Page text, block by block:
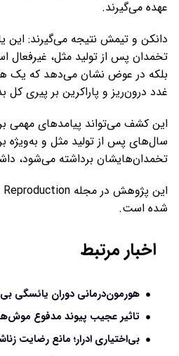
عهده می‌گیرند.
دانکن و تیمش نتیجه می‌گیرند: این
تخمدان پس از تولید مثل،
بلکه در عوض نشان می‌دهد که یک
غدد درون‌ریز و پاراکرین بر پیری
این کشف می‌تواند پیامدهای مهمی
سال‌های پس از تولید مثل و به‌ویژه
تخمدان‌هایشان برداشته می‌شود،
شده است.
اخبار مرتبط
هورمون‌درمانی دوران یائسگی
تاثیر عجیب پیوند مدفوع
بی‌اختیاری ادرار؛ مانع رضایت